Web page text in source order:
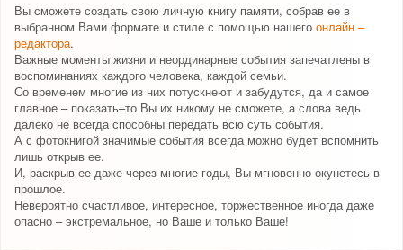
Вы сможете создать свою личную книгу памяти, собрав ее в
выбранном Вами формате и стиле с помощью нашего онлайн –
редактора.
Важные моменты жизни и неординарные события запечатлены в
воспоминаниях каждого человека, каждой семьи.
Со временем многие из них потускнеют и забудутся, да и самое
главное – показать–то Вы их никому не сможете, а слова ведь
далеко не всегда способны передать всю суть события.
А с фотокнигой значимые события всегда можно будет вспомнить
лишь открыв ее.
И, раскрыв ее даже через многие годы, Вы мгновенно окунетесь в
прошлое.
Невероятно счастливое, интересное, торжественное иногда даже
опасно – экстремальное, но Ваше и только Ваше!